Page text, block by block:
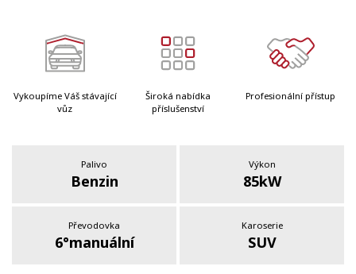
Vykoupíme Váš stávající
vůz
Široká nabídka
příslušenství
Profesionální přístup
Palivo
Benzin
Výkon
85kW
Převodovka
6°manuální
Karoserie
SUV